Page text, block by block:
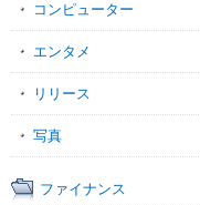
コンピューター
エンタメ
リリース
写真
ファイナンス